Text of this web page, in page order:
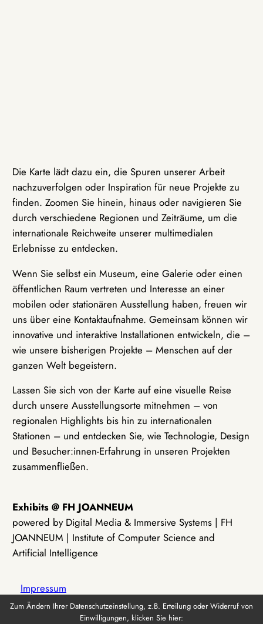
Die Karte lädt dazu ein, die Spuren unserer Arbeit
nachzuverfolgen oder Inspiration für neue Projekte zu
finden. Zoomen Sie hinein, hinaus oder navigieren Sie
durch verschiedene Regionen und Zeiträume, um die
internationale Reichweite unserer multimedialen
Erlebnisse zu entdecken.
Wenn Sie selbst ein Museum, eine Galerie oder einen
öffentlichen Raum vertreten und Interesse an einer
mobilen oder stationären Ausstellung haben, freuen wir
uns über eine Kontaktaufnahme. Gemeinsam können wir
innovative und interaktive Installationen entwickeln, die –
wie unsere bisherigen Projekte – Menschen auf der
ganzen Welt begeistern.
Lassen Sie sich von der Karte auf eine visuelle Reise
durch unsere Ausstellungsorte mitnehmen – von
regionalen Highlights bis hin zu internationalen
Stationen – und entdecken Sie, wie Technologie, Design
und Besucher:innen-Erfahrung in unseren Projekten
zusammenfließen.
Exhibits @ FH JOANNEUM
powered by Digital Media & Immersive Systems | FH
JOANNEUM | Institute of Computer Science and
Artificial Intelligence
Impressum
Zum Ändern Ihrer Datenschutzeinstellung, z.B. Erteilung oder Widerruf von
Einwilligungen, klicken Sie hier: